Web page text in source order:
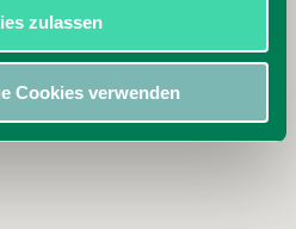
zulassen
Cookies verwenden